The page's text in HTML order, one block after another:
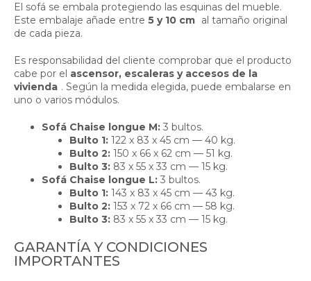
El sofá se embala protegiendo las esquinas del mueble.
Este embalaje añade entre 5 y 10 cm al tamaño original
de cada pieza.
Es responsabilidad del cliente comprobar que el producto
cabe por el ascensor, escaleras y accesos de la
vivienda . Según la medida elegida, puede embalarse en
uno o varios módulos.
Sofá Chaise longue M: 3 bultos.
Bulto 1: 122 x 83 x 45 cm — 40 kg.
Bulto 2: 150 x 66 x 62 cm — 51 kg.
Bulto 3: 83 x 55 x 33 cm — 15 kg.
Sofá Chaise longue L: 3 bultos.
Bulto 1: 143 x 83 x 45 cm — 43 kg.
Bulto 2: 153 x 72 x 66 cm — 58 kg.
Bulto 3: 83 x 55 x 33 cm — 15 kg.
GARANTÍA Y CONDICIONES
IMPORTANTES